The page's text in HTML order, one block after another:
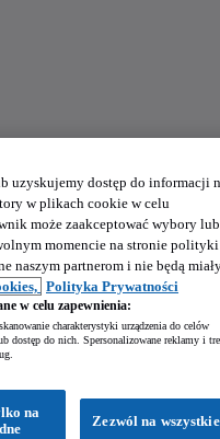
uzyskujemy dostęp do informacji
w plikach cookie w celu
może zaakceptować wybory lub
momencie na stronie polityki
naszym partnerom i nie będą
Polityka Prywatności
w celu zapewnienia:
charakterystyki urządzenia do celów
dostęp do nich. Spersonalizowane reklamy i
Zezwól na wszystkie
na